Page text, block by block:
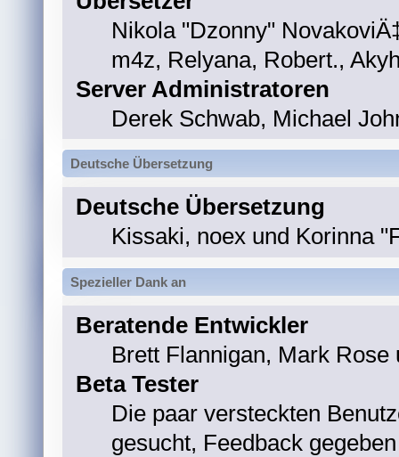
Nikola "Dzonny"
m4z, Relyana, Robert.,
Server Administratoren
Derek Schwab, Michael
Deutsche Übersetzung
Deutsche Übersetzung
Kissaki, noex und Korinna
Spezieller Dank an
Beratende Entwickler
Brett Flannigan, Mark
Beta Tester
Die paar versteckten
gesucht, Feedback